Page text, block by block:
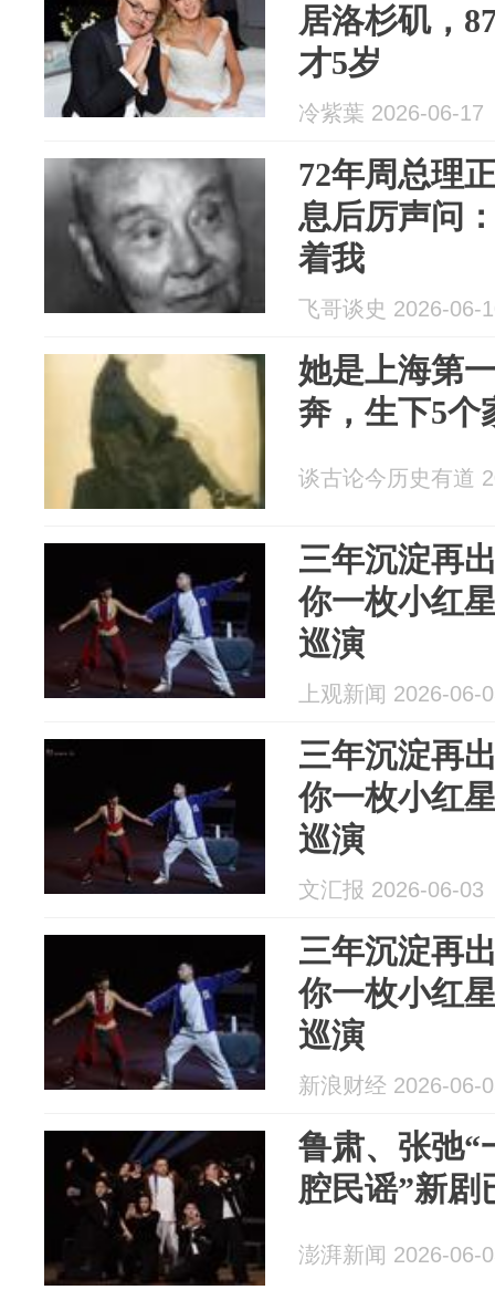
居洛杉矶，
才5岁
冷紫葉 2026-06-17
72年周总理
息后厉声问
着我
飞哥谈史 2026-06-
她是上海第
奔，生下5个
谈古论今历史有道
三年沉淀再
你一枚小红
巡演
上观新闻 2026-06-
三年沉淀再
你一枚小红
巡演
文汇报 2026-06-03
三年沉淀再
你一枚小红
巡演
新浪财经 2026-06-
鲁肃、张弛“
腔民谣”新剧
澎湃新闻 2026-06-